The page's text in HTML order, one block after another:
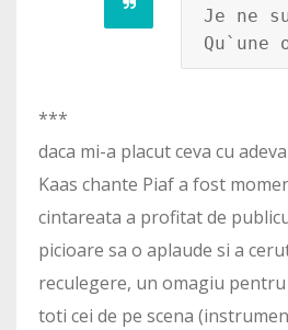
Je ne
Qu`une
***
daca mi-a placut ceva cu
Kaas chante Piaf a fost
cintareata a profitat de
picioare sa o aplaude si a
reculegere, un omagiu pentru
toti cei de pe scena